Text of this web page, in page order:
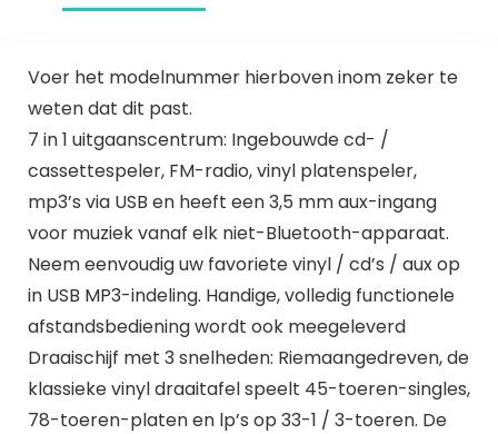
Voer het modelnummer hierboven inom zeker te
weten dat dit past.
7 in 1 uitgaanscentrum: Ingebouwde cd- /
cassettespeler, FM-radio, vinyl platenspeler,
mp3’s via USB en heeft een 3,5 mm aux-ingang
voor muziek vanaf elk niet-Bluetooth-apparaat.
Neem eenvoudig uw favoriete vinyl / cd’s / aux op
in USB MP3-indeling. Handige, volledig functionele
afstandsbediening wordt ook meegeleverd
Draaischijf met 3 snelheden: Riemaangedreven, de
klassieke vinyl draaitafel speelt 45-toeren-singles,
78-toeren-platen en lp’s op 33-1 / 3-toeren. De